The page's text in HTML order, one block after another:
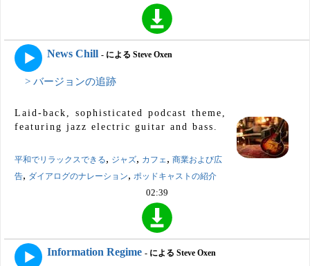
News Chill - による Steve Oxen
> バージョンの追跡
Laid-back, sophisticated podcast theme,
featuring jazz electric guitar and bass.
平和でリラックスできる, ジャズ, カフェ , 商業および広
告, ダイアログのナレーション, ポッドキャストの紹介
02:39
Information Regime - による Steve Oxen